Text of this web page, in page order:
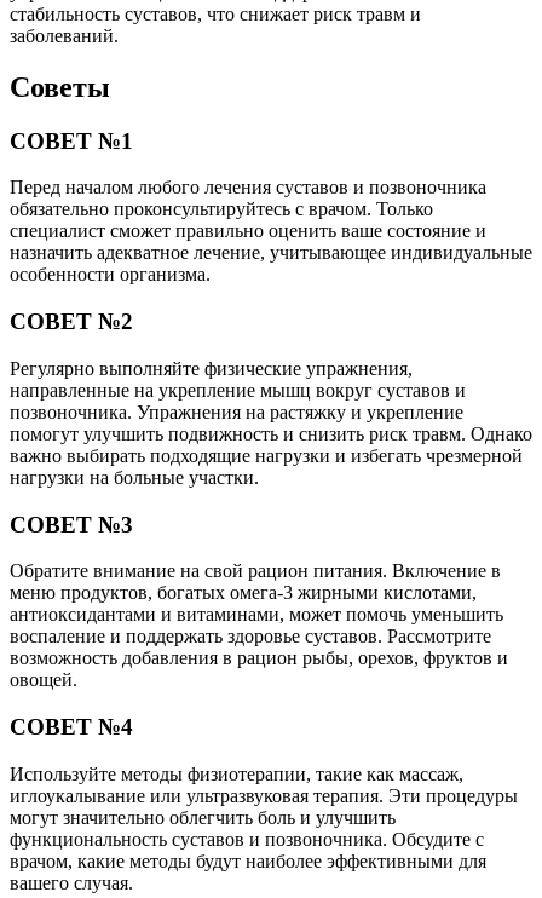
стабильность суставов, что снижает риск травм и
заболеваний.
Советы
СОВЕТ №1
Перед началом любого лечения суставов и позвоночника
обязательно проконсультируйтесь с врачом. Только
специалист сможет правильно оценить ваше состояние и
назначить адекватное лечение, учитывающее индивидуальные
особенности организма.
СОВЕТ №2
Регулярно выполняйте физические упражнения,
направленные на укрепление мышц вокруг суставов и
позвоночника. Упражнения на растяжку и укрепление
помогут улучшить подвижность и снизить риск травм. Однако
важно выбирать подходящие нагрузки и избегать чрезмерной
нагрузки на больные участки.
СОВЕТ №3
Обратите внимание на свой рацион питания. Включение в
меню продуктов, богатых омега-3 жирными кислотами,
антиоксидантами и витаминами, может помочь уменьшить
воспаление и поддержать здоровье суставов. Рассмотрите
возможность добавления в рацион рыбы, орехов, фруктов и
овощей.
СОВЕТ №4
Используйте методы физиотерапии, такие как массаж,
иглоукалывание или ультразвуковая терапия. Эти процедуры
могут значительно облегчить боль и улучшить
функциональность суставов и позвоночника. Обсудите с
врачом, какие методы будут наиболее эффективными для
вашего случая.